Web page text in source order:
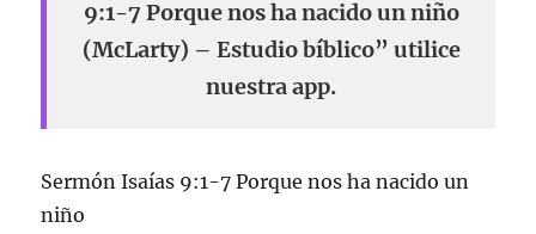
9:1-7 Porque nos ha nacido un niño
(McLarty) – Estudio bíblico” utilice
nuestra app.
Sermón Isaías 9:1-7 Porque nos ha nacido un
niño